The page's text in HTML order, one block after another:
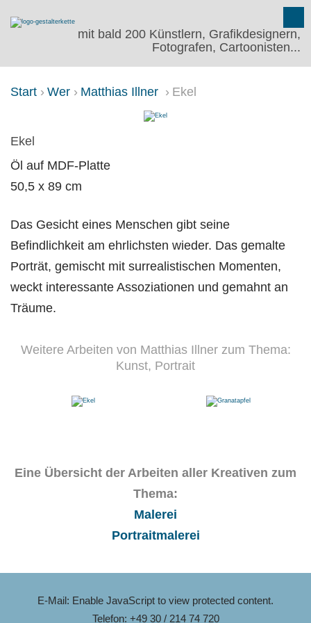
mit bald 200 Künstlern, Grafikdesignern,
Fotografen, Cartoonisten...
Start Wer Matthias Illner Ekel
Ekel
Öl auf MDF-Platte
50,5 x 89 cm
Das Gesicht eines Menschen gibt seine
Befindlichkeit am ehrlichsten wieder. Das gemalte
Porträt, gemischt mit surrealistischen Momenten,
weckt interessante Assoziationen und gemahnt an
Träume.
Weitere Arbeiten von Matthias Illner zum Thema:
Kunst, Portrait
Eine Übersicht der Arbeiten aller Kreativen zum
Thema:
Malerei
Portraitmalerei
E-Mail: Enable JavaScript to view protected content.
Telefon: +49 30 / 214 74 720